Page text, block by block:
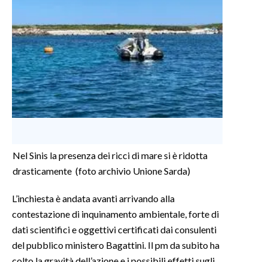
Nel Sinis la presenza dei ricci di mare si è ridotta
drasticamente (foto archivio Unione Sarda)
L’inchiesta è andata avanti arrivando alla
contestazione di inquinamento ambientale, forte di
dati scientifici e oggettivi certificati dai consulenti
del pubblico ministero Bagattini. Il pm da subito ha